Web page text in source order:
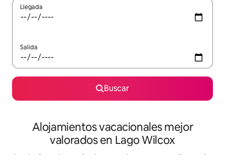
Llegada
Salida
Buscar
Alojamientos vacacionales mejor
valorados en Lago Wilcox